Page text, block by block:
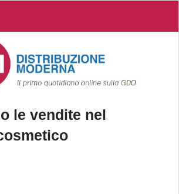
le vendite nel